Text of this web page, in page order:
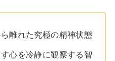
離れた究極の精神状態
心を冷静に観察する智